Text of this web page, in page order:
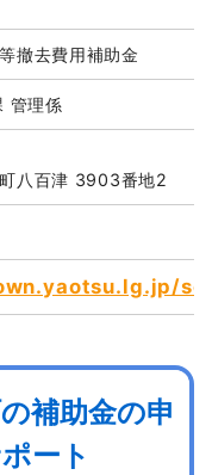
撤去費用補助金
管理係
八百津 3903番地2
補助金の申
ート